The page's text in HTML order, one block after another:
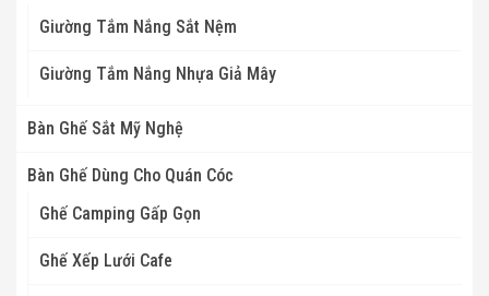
Giường Tắm Nắng Sắt Nệm
Giường Tắm Nắng Nhựa Giả Mây
Bàn Ghế Sắt Mỹ Nghệ
Bàn Ghế Dùng Cho Quán Cóc
Ghế Camping Gấp Gọn
Ghế Xếp Lưới Cafe